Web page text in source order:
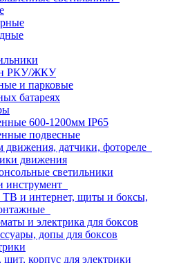
РКУ/ЖКУ
и парковые
батареях
600-1200мм IP65
подвесные
движения, датчики, фотореле
движения
светильники
инструмент
и интернет, щиты и боксы,
и электрика для боксов
допы для боксов
щит, корпус для электрики